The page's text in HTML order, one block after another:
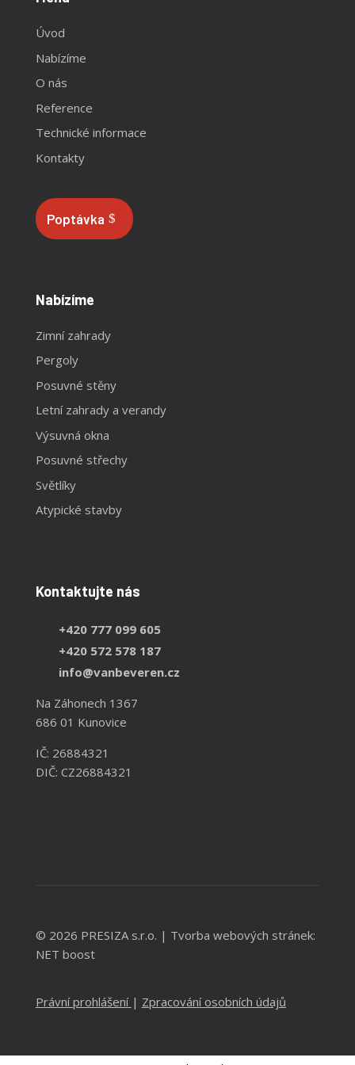
Úvod
Nabízíme
O nás
Reference
Technické informace
Kontakty
Poptávka
Nabízíme
Zimní zahrady
Pergoly
Posuvné stěny
Letní zahrady a verandy
Výsuvná okna
Posuvné střechy
Světlíky
Atypické stavby
Kontaktujte nás
+420 777 099 605
+420 572 578 187
info@vanbeveren.cz
Na Záhonech 1367
686 01 Kunovice
IČ: 26884321
DIČ: CZ26884321
© 2026 PRESIZA s.r.o. | Tvorba webových stránek:
NET boost
Právní prohlášení | Zpracování osobních údajů